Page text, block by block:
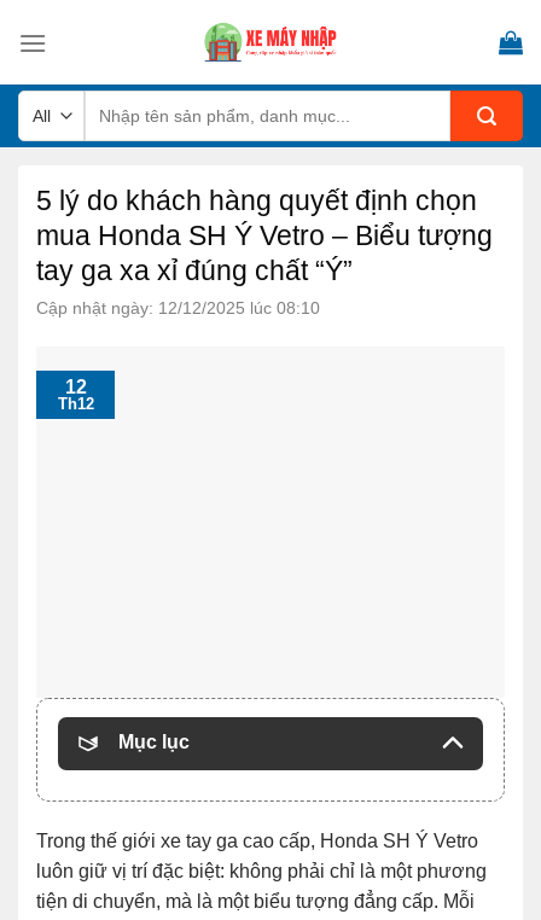
kiếm:
5 lý do khách hàng quyết định chọn
mua Honda SH Ý Vetro – Biểu tượng
tay ga xa xỉ đúng chất “Ý”
Cập nhật ngày: 12/12/2025 lúc 08:10
12
Th12
Mục lục
Trong thế giới xe tay ga cao cấp, Honda SH Ý Vetro
luôn giữ vị trí đặc biệt: không phải chỉ là một phương
tiện di chuyển, mà là một biểu tượng đẳng cấp. Mỗi